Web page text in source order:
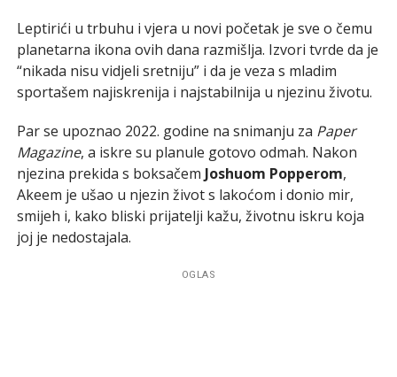
Leptirići u trbuhu i vjera u novi početak je sve o čemu
planetarna ikona ovih dana razmišlja. Izvori tvrde da je
“nikada nisu vidjeli sretniju” i da je veza s mladim
sportašem najiskrenija i najstabilnija u njezinu životu.
Par se upoznao 2022. godine na snimanju za Paper
Magazine, a iskre su planule gotovo odmah. Nakon
njezina prekida s boksačem Joshuom Popperom,
Akeem je ušao u njezin život s lakoćom i donio mir,
smijeh i, kako bliski prijatelji kažu, životnu iskru koja
joj je nedostajala.
OGLAS